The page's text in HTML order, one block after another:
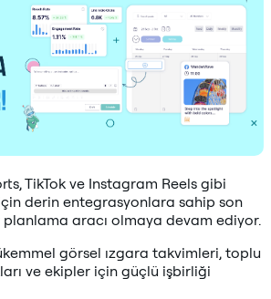
TikTok ve Instagram Reels gibi
derin entegrasyonlara sahip son
aracı olmaya devam ediyor.
görsel ızgara takvimleri, toplu
ve ekipler için güçlü işbirliği